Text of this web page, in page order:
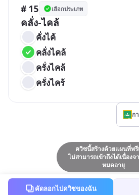
# 15 เลือกประเภท
คลั่ง-ไคล้
คั่งไค้
คลั่งไคล้
ครั่งไคล้
ครั่งไคร้
ก
ควิซนี้สร้างด้วยแผนที่พรี
ไม่สามารถเข้าถึงได้เนื่อง
หมดอายุ
คัดลอกไปควิซของฉัน